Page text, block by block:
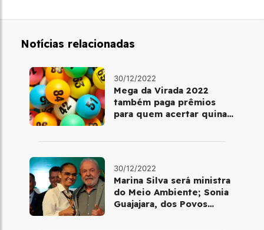
Notícias relacionadas
30/12/2022
Mega da Virada 2022
também paga prêmios
para quem acertar quina
30/12/2022
Marina Silva será ministra
do Meio Ambiente; Sonia
Guajajara, dos Povos